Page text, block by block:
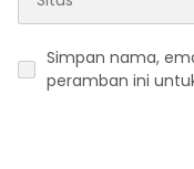
Simpan nama,
peramban ini